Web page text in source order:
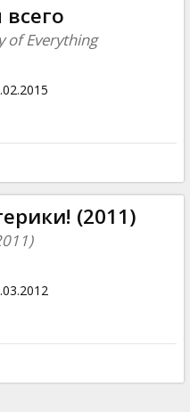
of Everything
(2011)